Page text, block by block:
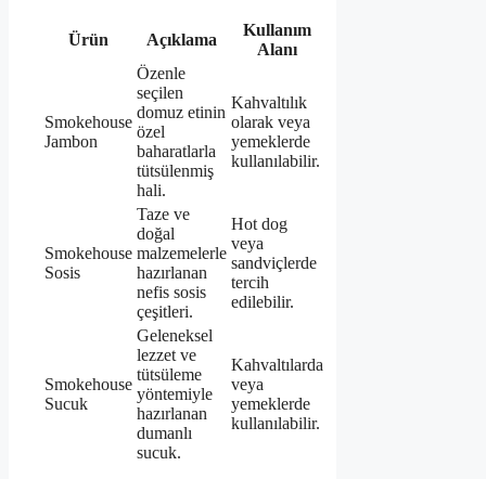
Ürün Açıklama
Kullanım
Alanı
Smokehouse
Jambon
Özenle
seçilen
domuz etinin
özel
baharatlarla
tütsülenmiş
hali.
Kahvaltılık
olarak veya
yemeklerde
kullanılabilir.
Smokehouse
Sosis
Taze ve
doğal
malzemelerle
hazırlanan
nefis sosis
çeşitleri.
Hot dog
veya
sandviçlerde
tercih
edilebilir.
Smokehouse
Sucuk
Geleneksel
lezzet ve
tütsüleme
yöntemiyle
hazırlanan
dumanlı
sucuk.
Kahvaltılarda
veya
yemeklerde
kullanılabilir.